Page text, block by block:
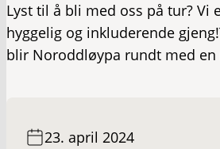
Lyst til å bli med oss på tur? Vi
hyggelig og inkluderende
blir Noroddløypa rundt med
23. april 2024